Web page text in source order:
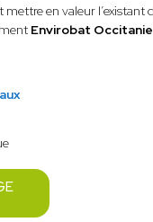
en valeur l’existant
Envirobat Occitanie